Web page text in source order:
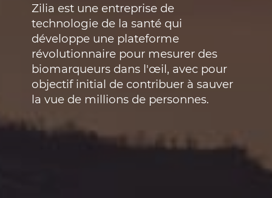
Zilia est une entreprise de
technologie de la santé qui
développe une plateforme
révolutionnaire pour mesurer des
biomarqueurs dans l'œil, avec pour
objectif initial de contribuer à sauver
la vue de millions de personnes.